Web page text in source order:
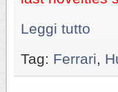
Leggi tutto
Tag: Ferrari